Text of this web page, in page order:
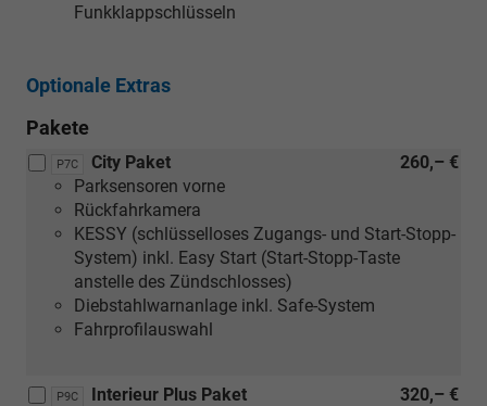
Funkklappschlüsseln
Optionale Extras
Pakete
P7C 260,– €
City Paket
Parksensoren vorne
Rückfahrkamera
KESSY (schlüsselloses Zugangs- und Start-Stopp-
System) inkl. Easy Start (Start-Stopp-Taste
anstelle des Zündschlosses)
Diebstahlwarnanlage inkl. Safe-System
Fahrprofilauswahl
P9C 320,– €
Interieur Plus Paket